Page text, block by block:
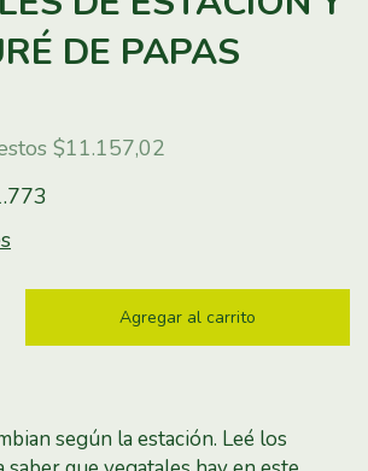
DE PAPAS
$11.157,02
según la estación. Leé los